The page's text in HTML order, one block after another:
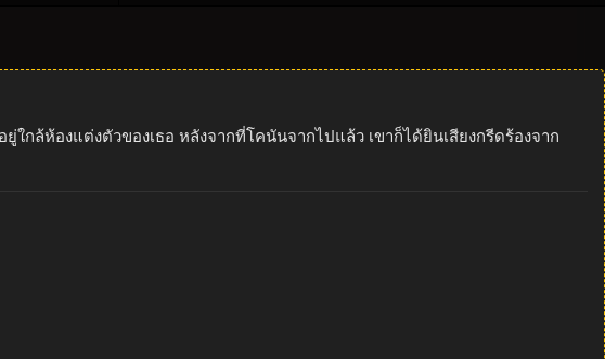
ล้ห้องแต่งตัวของเธอ หลังจากที่โคนันจากไปแล้ว เขาก็ได้ยินเสียงกรีดร้องจาก